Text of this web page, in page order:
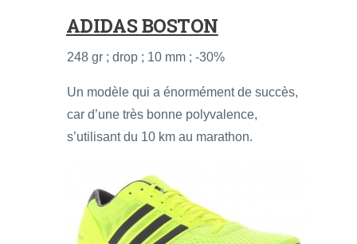
ADIDAS BOSTON
248 gr ; drop ; 10 mm ; -30%
Un modèle qui a énormément de succès,
car d’une très bonne polyvalence,
s’utilisant du 10 km au marathon.